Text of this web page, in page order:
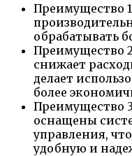
Преимущество
обрабатывать
Преимущество
снижает
делает
более
Преимущество
оснащены
управления,
удобную и